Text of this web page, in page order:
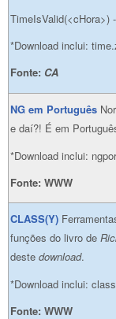
TimeIsValid(<cHora>)
*Download inclui:
Fonte: CA
NG em Português
e daí?! É em
*Download inclui:
Fonte: WWW
CLASS(Y)
funções do livro de
deste download.
*Download inclui:
Fonte: WWW